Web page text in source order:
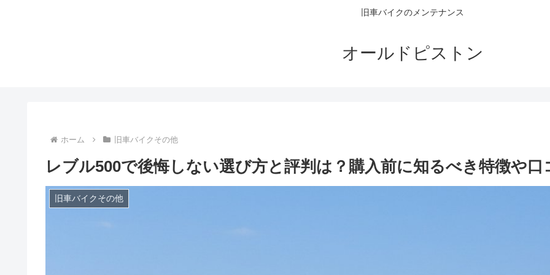
旧車バイクのメンテナンス
オールドピストン
ホーム 旧車バイクその他
レブル500で後悔しない選び方と評判は？購入前に知るべき特徴や口
旧車バイクその他